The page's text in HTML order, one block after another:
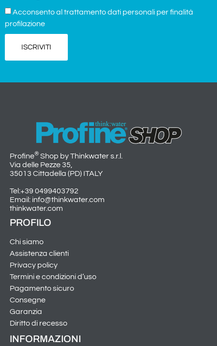
Acconsento al trattamento dati personali per finalità
profilazione
ISCRIVITI
Profine® Shop by Thinkwater s.r.l.
Via delle Pezze 35,
35013 Cittadella (PD) ITALY
Tel:+39 0499403792
Email: info@thinkwater.com
thinkwater.com
PROFILO
Chi siamo
Assistenza clienti
Privacy policy
Termini e condizioni d’uso
Pagamento sicuro
Consegne
Garanzia
Diritto di recesso
INFORMAZIONI